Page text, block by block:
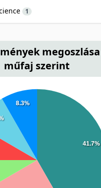
1
megoszlása
műfaj szerint
41.7%
8.3%